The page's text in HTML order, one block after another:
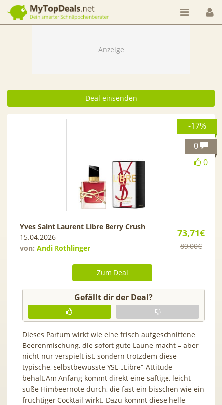
Dein smarter Schnäppchenberater
Deal einsenden
-17%
0
0
73,71€
89,00€
Yves Saint Laurent Libre Berry Crush
15.04.2026
von: Andi Rothlinger
Zum Deal
Gefällt dir der Deal?
Dieses Parfum wirkt wie eine frisch aufgeschnittene
Beerenmischung, die sofort gute Laune macht – aber
nicht nur verspielt ist, sondern trotzdem diese
typische, selbstbewusste YSL-„Libre“-Attitüde
behält.Am Anfang kommt direkt eine saftige, leicht
süße Himbeernote durch, die fast ein bisschen wie ein
fruchtiger Cocktail wirkt. Dazu kommt diese helle